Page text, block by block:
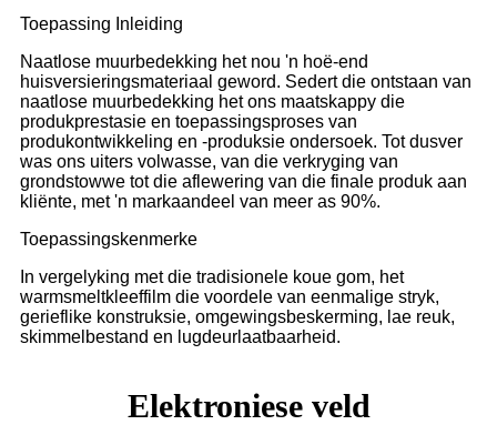
Toepassing Inleiding
Naatlose muurbedekking het nou 'n hoë-end
huisversieringsmateriaal geword. Sedert die ontstaan ​​van
naatlose muurbedekking het ons maatskappy die
produkprestasie en toepassingsproses van
produkontwikkeling en -produksie ondersoek. Tot dusver
was ons uiters volwasse, van die verkryging van
grondstowwe tot die aflewering van die finale produk aan
kliënte, met 'n markaandeel van meer as 90%.
Toepassingskenmerke
In vergelyking met die tradisionele koue gom, het
warmsmeltkleeffilm die voordele van eenmalige stryk,
gerieflike konstruksie, omgewingsbeskerming, lae reuk,
skimmelbestand en lugdeurlaatbaarheid.
Elektroniese veld